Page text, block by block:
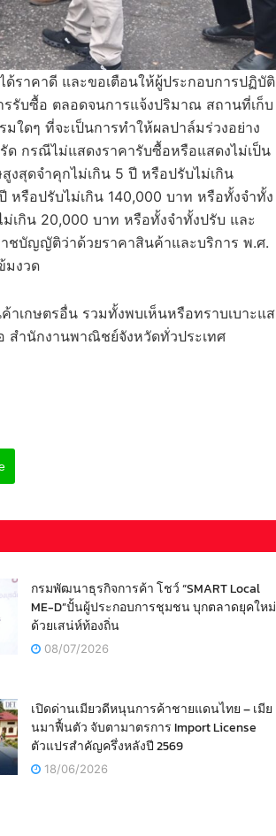
ด้ราคาดี และขอเตือนให้ผู้ประกอบการปฏิบัติ
รับซื้อ ตลอดจนการแจ้งปริมาณ สถานที่เก็บ
ดๆ ที่จะเป็นการทำให้ผลปาล์มร่วงอย่าง
ด กรณีไม่แสดงราคารับซื้อหรือแสดงไม่เป็น
งสุดจำคุกไม่เกิน 5 ปี หรือปรับไม่เกิน
หรือปรับไม่เกิน 140,000 บาท หรือทั้งจำทั้ง
เกิน 20,000 บาท หรือทั้งจำทั้งปรับ และ
ชบัญญัติว่าด้วยราคาสินค้าและบริการ พ.ศ.
มงวด
เกษตรอื่น รวมทั้งพบเห็นหรือทราบเบาะแส
สำนักงานพาณิชย์จังหวัดทั่วประเทศ
กรมพัฒนาธุรกิจการค้า โชว์ “SMART Local
ME-D”ปั้นผู้ประกอบการชุมชน บุกตลาดยุคใหม่
ด้วยเสน่ห์ท้องถิ่น
08/07/2026
เปิดด่านเมียวดีหนุนการค้าชายแดนไทย – เมีย
นมาฟื้นตัว จับตามาตรการ Import License
ตัวแปรสำคัญครึ่งหลังปี 2569
18/06/2026